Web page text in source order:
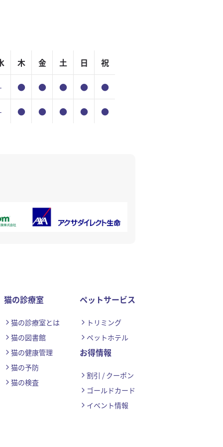
木 金 土 日 祝
● ● ● ● ●
● ● ● ● ●
猫の診療室
猫の診療室とは
猫の図書館
猫の健康管理
猫の予防
猫の検査
ペットサービス
トリミング
ペットホテル
お得情報
割引 / クーポン
ゴールドカード
イベント情報